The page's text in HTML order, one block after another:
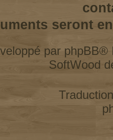
seront
par phpBB®
SoftWood